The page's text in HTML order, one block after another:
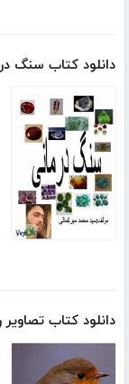
دانلود کتاب سنگ
دانلود کتاب